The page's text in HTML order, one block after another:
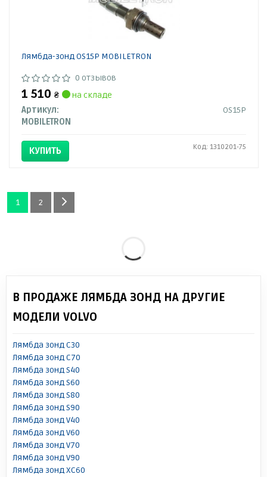
Лямбда-зонд OS15P MOBILETRON
0 отзывов
1 510 ₴
на складе
Артикул:
OS15P
MOBILETRON
КУПИТЬ Код: 1310201-75
1 2
В ПРОДАЖЕ ЛЯМБДА ЗОНД НА ДРУГИЕ
МОДЕЛИ VOLVO
Лямбда зонд C30
Лямбда зонд C70
Лямбда зонд S40
Лямбда зонд S60
Лямбда зонд S80
Лямбда зонд S90
Лямбда зонд V40
Лямбда зонд V60
Лямбда зонд V70
Лямбда зонд V90
Лямбда зонд XC60